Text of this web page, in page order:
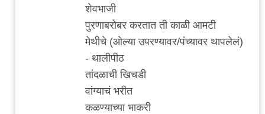
कोथरूड
च्या
विषारी
वडापाव
शेवभाजी
पुरणाबरोबर करतात ती काळी आमटी
मेथीचे (ओल्या उपरण्यावर/पंच्यावर थापलेलं)
- थालीपीठ
तांदळाची खिचडी
वांग्याचं भरीत
कळण्याच्या भाकरी